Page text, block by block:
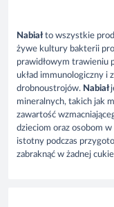
Nabiałto wszystkie
żywe kultury bakterii
prawidłowym trawieniu
układ immunologiczny i
drobnoustrojów. Nabiał
mineralnych, takich jak
zawartość
dzieciom oraz osobom
istotny podczas
zabraknąć w żadnej